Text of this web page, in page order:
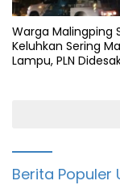
Warga Malingping
Keluhkan Sering
Lampu, PLN
Berita Populer